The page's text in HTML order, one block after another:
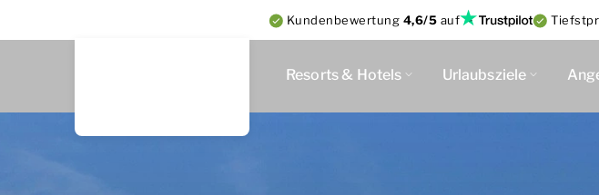
Kundenbewertung 4,6/5 auf
Resorts & Hotels Urlaubsziele